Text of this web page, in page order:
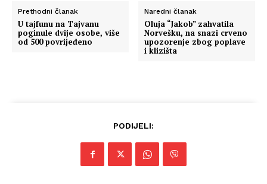
Prethodni članak
U tajfunu na Tajvanu
poginule dvije osobe, više
od 500 povrijeđeno
Naredni članak
Oluja “Jakob” zahvatila
Norvešku, na snazi crveno
upozorenje zbog poplave
i klizišta
PODIJELI: